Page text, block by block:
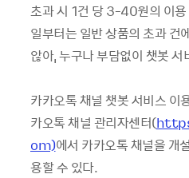
초과 시 1건 당 3-40원의 이
일부터는 일반 상품의 초과 건
않아, 누구나 부담없이 챗봇
카카오톡 채널 챗봇 서비스 이
카오톡 채널 관리자센터(
om)에서 카카오톡 채널을 개
용할 수 있다.